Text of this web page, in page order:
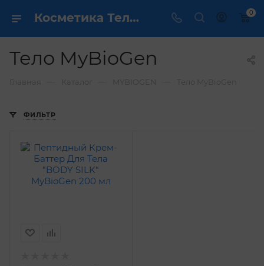
Косметика Тело MyBioGen - купить в интернет магазине ✔️ по выгодной цене 0
Тело MyBioGen
ФИЛЬТР